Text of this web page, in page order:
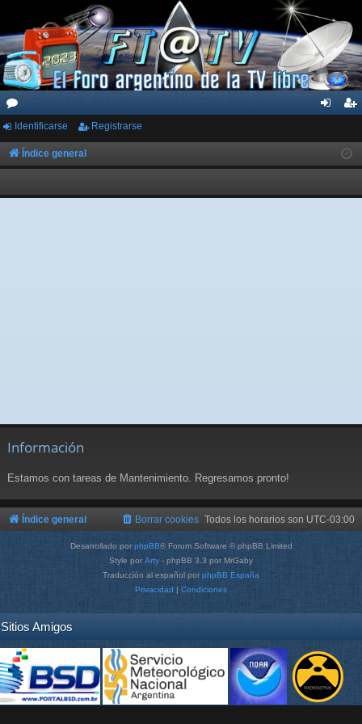
or
os
ar
ist
rs
Identificarse Registrarse
Índice general
Información
Estamos con tareas de Mantenimiento. Regresamos pronto!
Índice general Todos los horarios son UTC-03:00
Borrar cookies
Desarrollado por phpBB® Forum Software © phpBB Limited
Style por Arty - phpBB 3.3 por MrGaby
Traducción al español por phpBB España
Privacidad | Condiciones
Sitios Amigos